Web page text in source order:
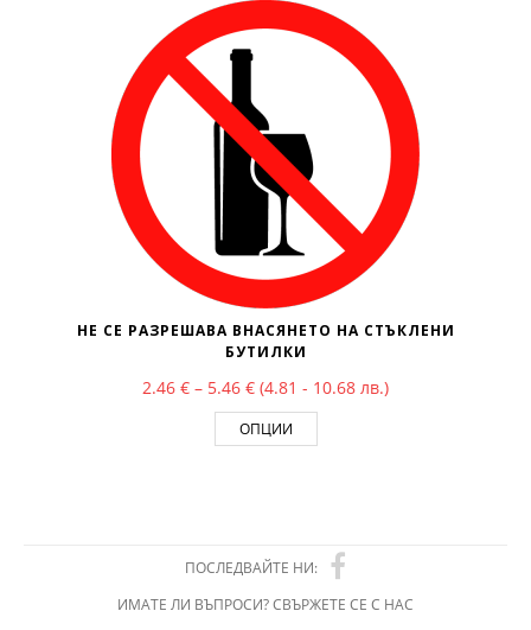
НЕ СЕ РАЗРЕШАВА ВНАСЯНЕТО НА СТЪКЛЕНИ
БУТИЛКИ
2.46 € – 5.46 €Price range: 2.46 € through 5.46 €
(4.81 - 10.68 лв.)
ОПЦИИ
ПОСЛЕДВАЙТЕ НИ:
ИМАТЕ ЛИ ВЪПРОСИ? СВЪРЖЕТЕ СЕ С НАС